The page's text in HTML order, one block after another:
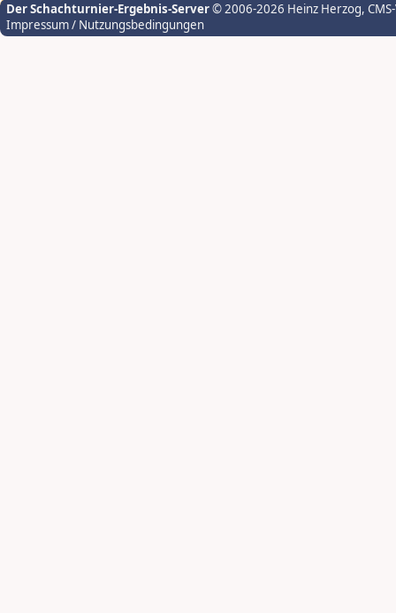
Der Schachturnier-Ergebnis-Server© 2006-2026 Heinz Herzog,
Impressum / Nutzungsbedingungen